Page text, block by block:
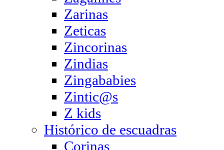
Zarinas
Zeticas
Zincorinas
Zindias
Zingababies
Zintic@s
Z kids
Histórico de escuadras
Corinas